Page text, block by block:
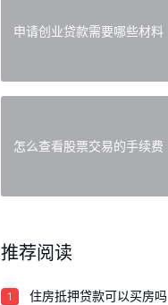
申请创业贷款需要哪些材料
怎么查看股票交易的手续费
推荐阅读
1 住房抵押贷款可以买房吗